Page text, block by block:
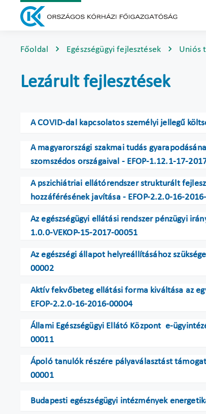
Főoldal Egészségügyi fejlesztések Uniós
Lezárult fejlesztések
A COVID-dal kapcsolatos személyi jellegű
A magyarországi szakmai tudás
szomszédos országaival - EFOP-1.12.1-17-
A pszichiátriai ellátórendszer strukturált
hozzáférésének javítása - EFOP-2.2.0-16-
Az egészségügyi ellátási rendszer pénzügyi
1.0.0-VEKOP-15-2017-00051
Az egészségi állapot helyreállításához
00002
Aktív fekvőbeteg ellátási forma kiváltása az
EFOP-2.2.0-16-2016-00004
Állami Egészségügyi Ellátó Központ e-
00011
Ápoló tanulók részére pályaválasztást
00001
Budapesti egészségügyi intézmények